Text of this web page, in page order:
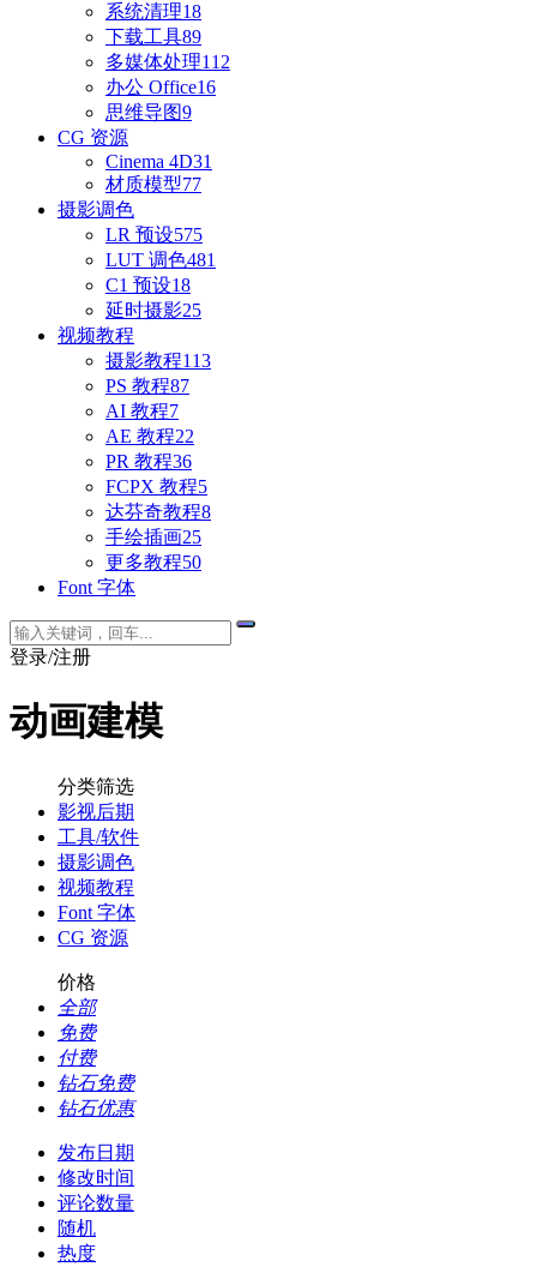
系统清理18
下载工具89
多媒体处理112
办公 Office16
思维导图9
CG 资源
Cinema 4D31
材质模型77
摄影调色
LR 预设575
LUT 调色481
C1 预设18
延时摄影25
视频教程
摄影教程113
PS 教程87
AI 教程7
AE 教程22
PR 教程36
FCPX 教程5
达芬奇教程8
手绘插画25
更多教程50
Font 字体
登录/注册
动画建模
分类筛选
影视后期
工具/软件
摄影调色
视频教程
Font 字体
CG 资源
价格
全部
免费
付费
钻石免费
钻石优惠
发布日期
修改时间
评论数量
随机
热度